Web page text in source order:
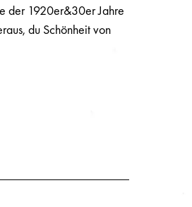
der 1920er&30er Jahre
du Schönheit von